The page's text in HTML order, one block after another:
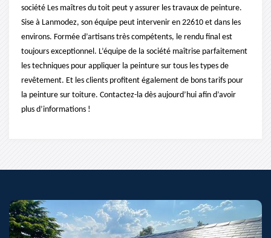
société Les maîtres du toit peut y assurer les travaux de peinture.
Sise à Lanmodez, son équipe peut intervenir en 22610 et dans les
environs. Formée d’artisans très compétents, le rendu final est
toujours exceptionnel. L’équipe de la société maîtrise parfaitement
les techniques pour appliquer la peinture sur tous les types de
revêtement. Et les clients profitent également de bons tarifs pour
la peinture sur toiture. Contactez-la dès aujourd’hui afin d’avoir
plus d’informations !